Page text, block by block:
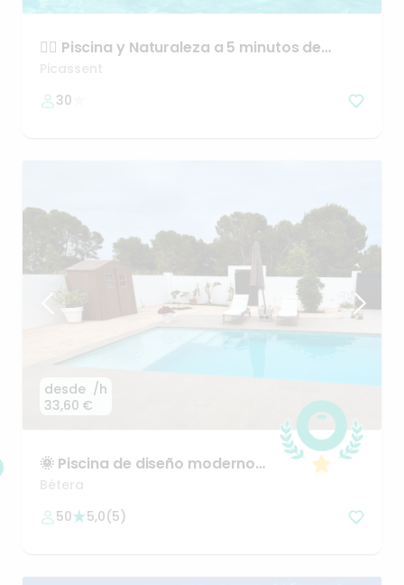
🏊‍♂️ Piscina y Naturaleza a 5 minutos de
Picassent
Picassent
30
desde
33,60 €
/h
🌞 Piscina de diseño moderno
para un
Bétera
50
5,0(5)